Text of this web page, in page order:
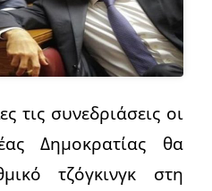
τις συνεδριάσεις οι
Δημοκρατίας θα
τζόγκινγκ στη